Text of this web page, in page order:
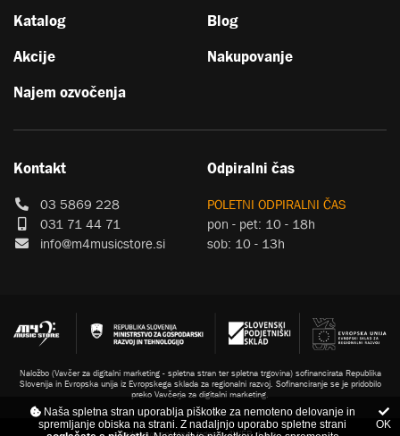
Katalog
Akcije
Najem ozvočenja
Blog
Nakupovanje
Kontakt
03 5869 228
031 71 44 71
info@m4musicstore.si
Odpiralni čas
POLETNI ODPIRALNI ČAS
pon - pet: 10 - 18h
sob: 10 - 13h
Naložbo (Vavčer za digitalni marketing - spletna stran ter spletna trgovina) sofinancirata Republika
Slovenija in Evropska unija iz Evropskega sklada za regionalni razvoj. Sofinanciranje se je pridobilo
preko Vavčerja za digitalni marketing.
Izdelava spletnih trgovin4WEB d.o.o.
Naša spletna stran uporablja piškotke za nemoteno delovanje in
spremljanje obiska na strani. Z nadaljnjo uporabo spletne strani
OK